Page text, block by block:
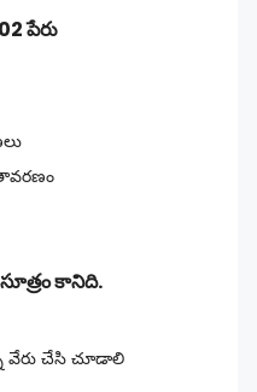
పేరు
కానిది.
చేసి చూడాలి